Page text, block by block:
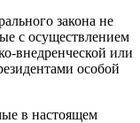
закона не
с осуществлением
внедренческой или
особой
в настоящем